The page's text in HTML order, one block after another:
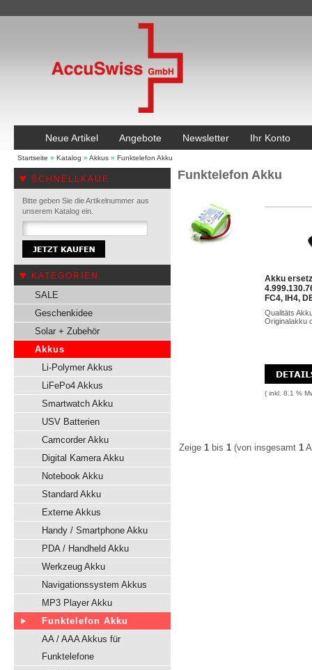
Neue Artikel Angebote Newsletter Ihr Konto
Startseite » Katalog » Akkus » Funktelefon Akku
SCHNELLKAUF
Bitte geben Sie die Artikelnummer aus
unserem Katalog ein.
KATEGORIEN
SALE
Geschenkidee
Solar + Zubehör
Akkus
Li-Polymer Akkus
LiFePo4 Akkus
Smartwatch Akku
USV Batterien
Camcorder Akku
Digital Kamera Akku
Notebook Akku
Standard Akku
Externe Akkus
Handy / Smartphone Akku
PDA / Handheld Akku
Werkzeug Akku
Navigationssystem Akkus
MP3 Player Akku
Funktelefon Akku
AA / AAA Akkus für
Funktelefone
Funktelefon Akku
Akku
FC4, IH4,
Qualitäts
Originalakku
( inkl. 8.1 %
Zeige 1 bis 1 (von insgesamt 1